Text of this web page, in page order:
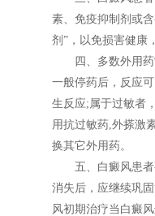
素、免疫抑制剂或
剂”，以免损害健康
四、多数外用药
一般停药后，反应
生反应;属于过敏者
用抗过敏药,外搽激
换其它外用药。
五、白癜风患者
消失后，应继续巩
风初期治疗当白癜